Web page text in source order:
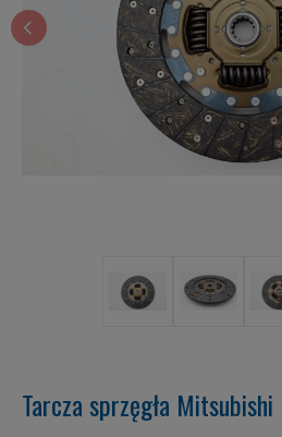
Tarcza sprzęgła Mitsubishi